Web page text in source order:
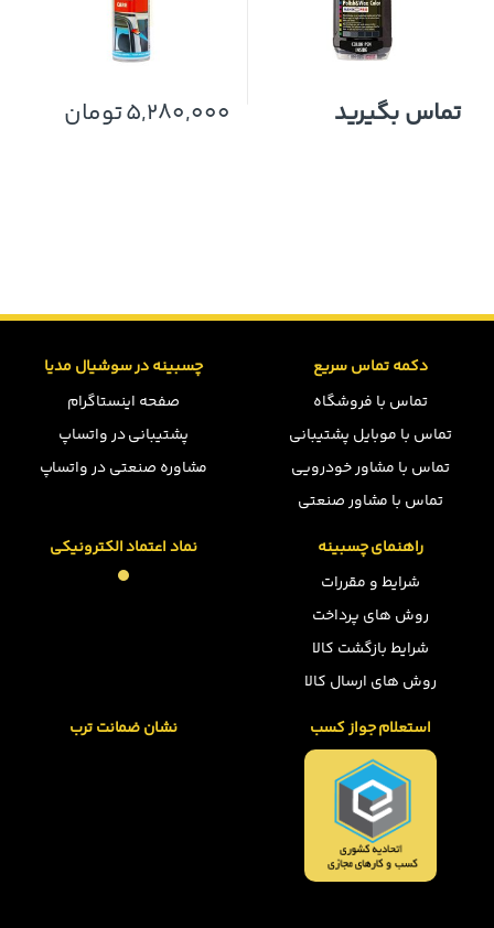
تماس بگیرید 5,280,000تومان
دکمه تماس سریع
تماس با فروشگاه
تماس با موبایل پشتیبانی
تماس با مشاور خودرویی
تماس با مشاور صنعتی
چسبینه در سوشیال مدیا
صفحه اینستاگرام
پشتیبانی در واتساپ
مشاوره صنعتی در واتساپ
راهنمای چسبینه
شرایط و مقررات
روش های پرداخت
شرایط بازگشت کالا
روش های ارسال کالا
نماد اعتماد الکترونیکی
استعلام جواز کسب نشان ضمانت ترب